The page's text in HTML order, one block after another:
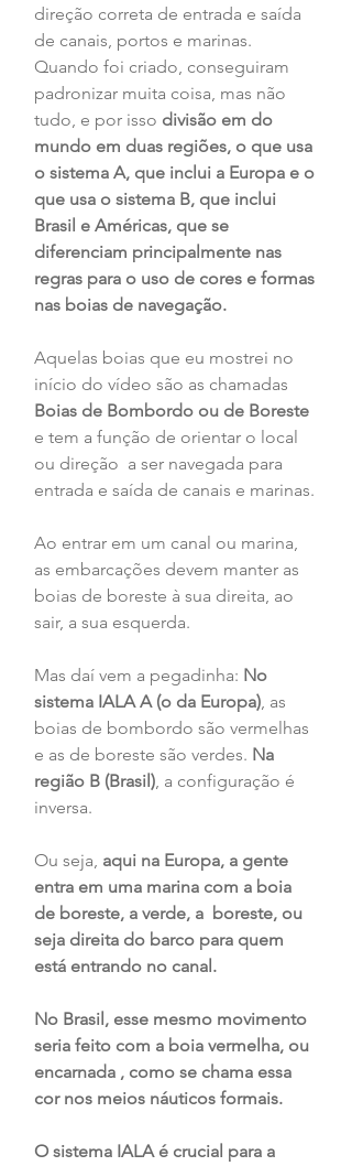
direção correta de entrada e saída
de canais, portos e marinas.
Quando foi criado, conseguiram
padronizar muita coisa, mas não
tudo, e por isso divisão em do
mundo em duas regiões, o que usa
o sistema A, que inclui a Europa e o
que usa o sistema B, que inclui
Brasil e Américas, que se
diferenciam principalmente nas
regras para o uso de cores e formas
nas boias de navegação.
Aquelas boias que eu mostrei no
início do vídeo são as chamadas
Boias de Bombordo ou de Boreste
e tem a função de orientar o local
ou direção  a ser navegada para
entrada e saída de canais e marinas.
Ao entrar em um canal ou marina,
as embarcações devem manter as
boias de boreste à sua direita, ao
sair, a sua esquerda.
Mas daí vem a pegadinha: No
sistema IALA A (o da Europa), as
boias de bombordo são vermelhas
e as de boreste são verdes. Na
região B (Brasil), a configuração é
inversa.
Ou seja, aqui na Europa, a gente
entra em uma marina com a boia
de boreste, a verde, a  boreste, ou
seja direita do barco para quem
está entrando no canal.
No Brasil, esse mesmo movimento
seria feito com a boia vermelha, ou
encarnada , como se chama essa
cor nos meios náuticos formais.
O sistema IALA é crucial para a